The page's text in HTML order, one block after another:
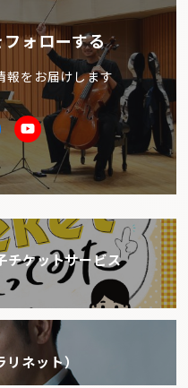
ォローする
報をお届けします
Youtube
チケットサービス
ネット）